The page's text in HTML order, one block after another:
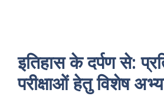
इतिहास के दर्पण से:
परीक्षाओं हेतु विशेष